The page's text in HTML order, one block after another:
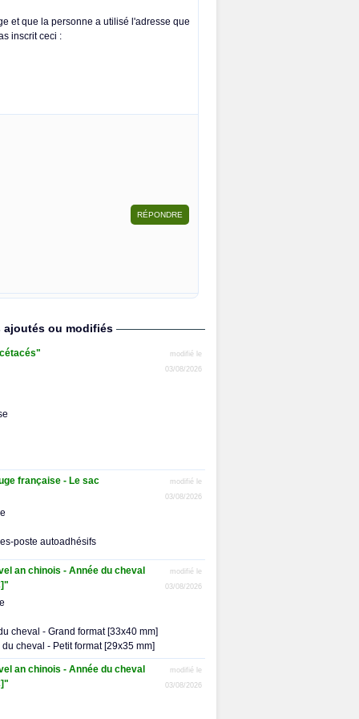
et que la personne a utilisé l'adresse que
inscrit ceci :
ajoutés ou modifiés
modifié le
03/08/2026
française - Le sac
modifié le
03/08/2026
poste autoadhésifs
an chinois - Année du cheval
modifié le
03/08/2026
cheval - Grand format [33x40 mm]
cheval - Petit format [29x35 mm]
an chinois - Année du cheval
modifié le
03/08/2026